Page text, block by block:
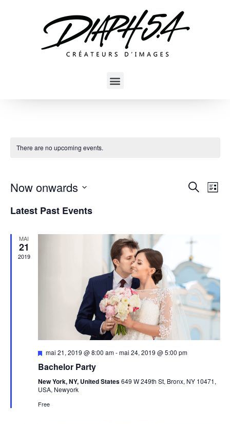
There are no upcoming events.
and
SearchList
Now onwards
date.
Latest Past Events
MAI
21
2019
Featured
mai 21, 2019 @ 8:00 am-mai 24, 2019 @ 5:00 pm
Bachelor Party
New York, NY, United States649 W 249th St, Bronx, NY 10471,
USA, Newyork
Free